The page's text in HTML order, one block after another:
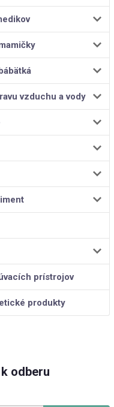
vzduchu a vody
prístrojov
produkty
odberu